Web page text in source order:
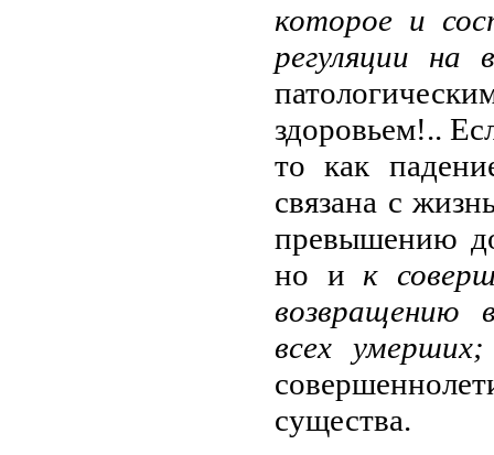
которое и
регуляции
здоровьем!..
то как
связана с
превышению
но и к
возвращению
всех
существа.